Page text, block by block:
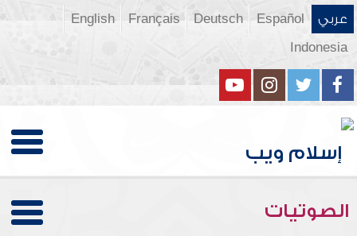
عربي Español
Deutsch
Français
English
Indonesia
الصوتيات